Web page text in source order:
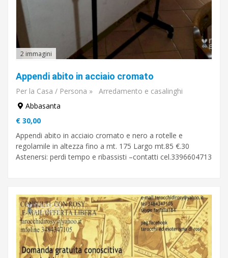
2 immagini
Appendi abito in acciaio cromato
Per la Casa / Persona »
Arredamento e casalinghi
Abbasanta
€ 30,00
Appendi abito in acciaio cromato e nero a rotelle e
regolamile in altezza fino a mt. 175 Largo mt.85 €.30
Astenersi: perdi tempo e ribassisti –contatti cel.3396604713